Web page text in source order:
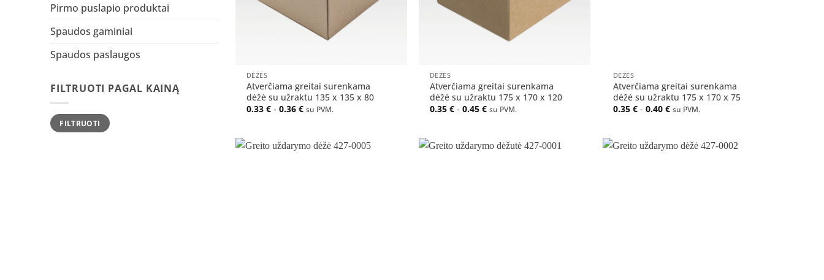
Pirmo puslapio produktai
Spaudos gaminiai
Spaudos paslaugos
FILTRUOTI PAGAL KAINĄ
Min
kaina
Maks
kainaFILTRUOTI
DĖŽĖS
Atverčiama greitai surenkama
dėžė su užraktu 135 x 135 x 80
0.33 €- 0.36 € su PVM.
DĖŽĖS
Atverčiama greitai surenkama
dėžė su užraktu 175 x 170 x 120
0.35 €- 0.45 € su PVM.
DĖŽĖS
Atverčiama greitai surenkama
dėžė su užraktu 175 x 170 x 75
0.35 €- 0.40 € su PVM.